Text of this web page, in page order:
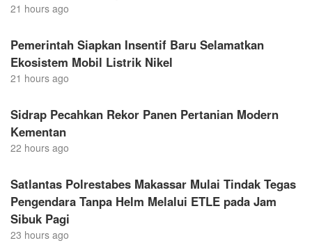
21 hours ago
Pemerintah Siapkan Insentif Baru Selamatkan
Ekosistem Mobil Listrik Nikel
21 hours ago
Sidrap Pecahkan Rekor Panen Pertanian Modern
Kementan
22 hours ago
Satlantas Polrestabes Makassar Mulai Tindak Tegas
Pengendara Tanpa Helm Melalui ETLE pada Jam
Sibuk Pagi
23 hours ago